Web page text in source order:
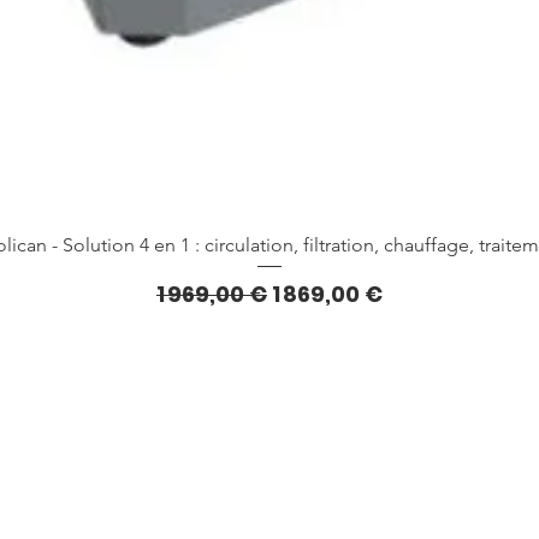
Aperçu rapide
- Solution 4 en 1 : circulation, filtration, chauffage,
Prix original
1 969,00 € Prix promotionnel
1 869,00 €